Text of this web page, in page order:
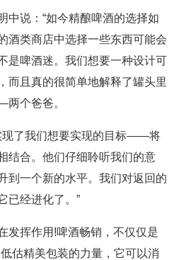
中说：“如今精酿啤酒的选择如
酒类商店中选择一些东西可能会
是啤酒迷。我们想要一种设计可
而且真的很简单地解释了罐头里
个爸爸。
现了我们想要实现的目标——将
结合。他们仔细聆听我们的意
到一个新的水平。我们对返回的
已经进化了。”
发挥作用!啤酒畅销，不仅仅是
估精美包装的力量，它可以消